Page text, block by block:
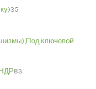
35
ключевой
83